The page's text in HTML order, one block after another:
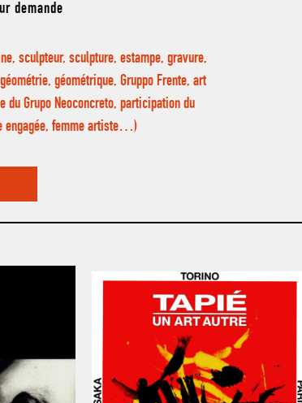
demande
sculpteur, sculpture, estampe, gravure,
géométrique, Gruppo Frente, art
Grupo Neoconcreto, participation du
engagée, femme artiste…)